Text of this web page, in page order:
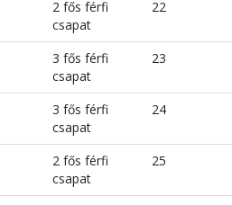
2 fős férfi
csapat
22
3 fős férfi
csapat
23
3 fős férfi
csapat
24
2 fős férfi
csapat
25